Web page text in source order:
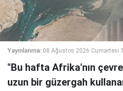
Yayınlanma: 08 Ağustos 2026 Cumartesi
"Bu hafta Afrika'nın
uzun bir güzergah